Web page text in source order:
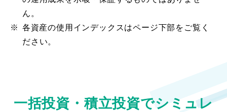
ん。
※ 各資産の使用インデックスはページ下部をご覧く
ださい。
一括投資・積立投資でシミュレ